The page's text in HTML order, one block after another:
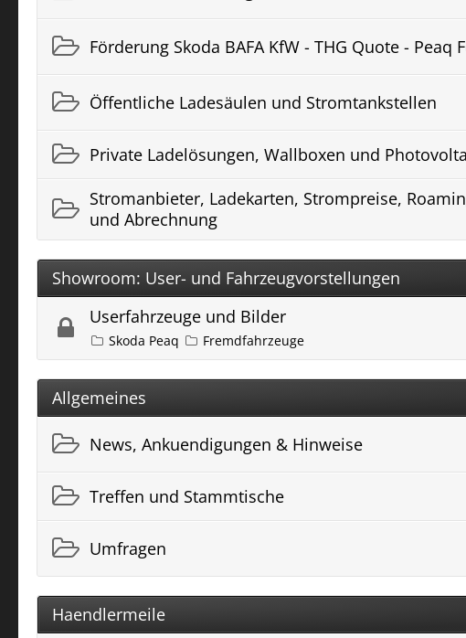
Förderung Skoda BAFA KfW - THG Quote - Peaq
Öffentliche Ladesäulen und Stromtankstellen
Private Ladelösungen, Wallboxen und
Stromanbieter, Ladekarten, Strompreise,
und Abrechnung
Showroom: User- und Fahrzeugvorstellungen
Userfahrzeuge und Bilder
Skoda Peaq Fremdfahrzeuge
Allgemeines
News, Ankuendigungen & Hinweise
Treffen und Stammtische
Umfragen
Haendlermeile